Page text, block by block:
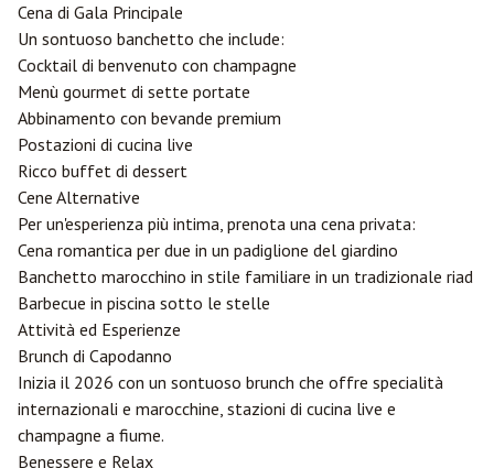
Cena di Gala Principale
Un sontuoso banchetto che include:
Cocktail di benvenuto con champagne
Menù gourmet di sette portate
Abbinamento con bevande premium
Postazioni di cucina live
Ricco buffet di dessert
Cene Alternative
Per un'esperienza più intima, prenota una cena privata:
Cena romantica per due in un padiglione del giardino
Banchetto marocchino in stile familiare in un tradizionale riad
Barbecue in piscina sotto le stelle
Attività ed Esperienze
Brunch di Capodanno
Inizia il 2026 con un sontuoso brunch che offre specialità
internazionali e marocchine, stazioni di cucina live e
champagne a fiume.
Benessere e Relax